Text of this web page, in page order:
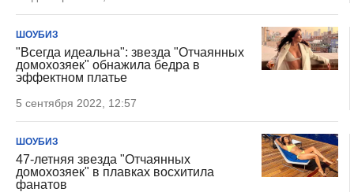
ШОУБИЗ
"Всегда идеальна": звезда "Отчаянных
домохозяек" обнажила бедра в
эффектном платье
5 сентября 2022, 12:57
ШОУБИЗ
47-летняя звезда "Отчаянных
домохозяек" в плавках восхитила
фанатов